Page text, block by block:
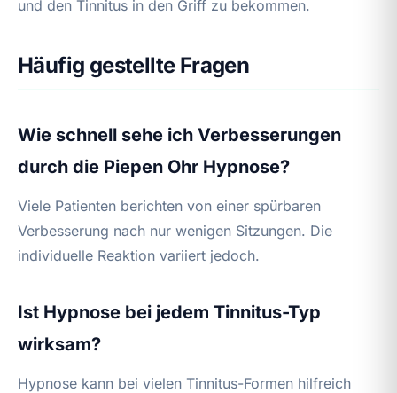
und den Tinnitus in den Griff zu bekommen.
Häufig gestellte Fragen
Wie schnell sehe ich Verbesserungen
durch die Piepen Ohr Hypnose?
Viele Patienten berichten von einer spürbaren
Verbesserung nach nur wenigen Sitzungen. Die
individuelle Reaktion variiert jedoch.
Ist Hypnose bei jedem Tinnitus-Typ
wirksam?
Hypnose kann bei vielen Tinnitus-Formen hilfreich